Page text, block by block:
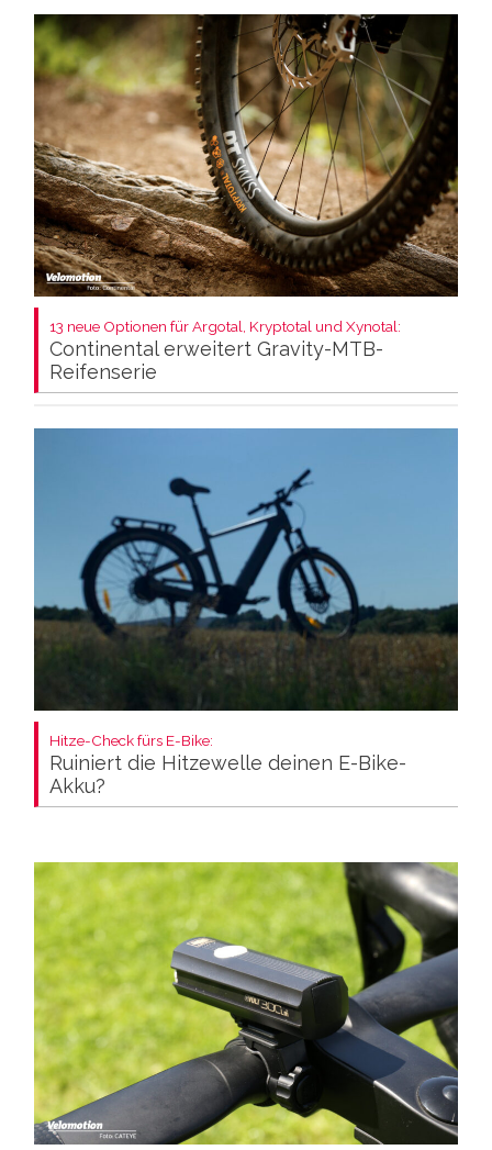
13 neue Optionen für Argotal, Kryptotal und Xynotal:
Continental erweitert Gravity-MTB-
Reifenserie
Hitze-Check fürs E-Bike:
Ruiniert die Hitzewelle deinen E-Bike-
Akku?